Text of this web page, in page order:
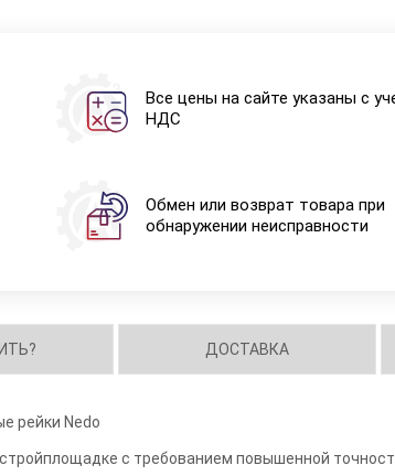
Все цены на сайте указаны с
НДС
Обмен или возврат товара при
обнаружении неисправности
ДОСТАВКА
рейки Nedo
с требованием повышенной